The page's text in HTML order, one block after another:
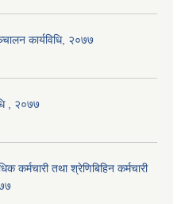
कार्यविधि, २०७७
, २०७७
कर्मचारी तथा श्रेणिबिहिन कर्मचारी